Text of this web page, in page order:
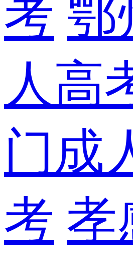
考 鄂
人高
门成
考 孝